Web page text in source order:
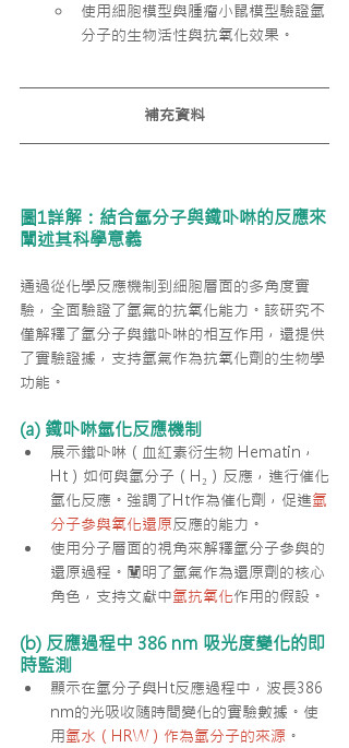
使用細胞模型與腫瘤小鼠模型驗證氫
分子的生物活性與抗氧化效果。
補充資料
圖1詳解：結合氫分子與鐵卟啉的反應來
闡述其科學意義
通過從化學反應機制到細胞層面的多角度實
驗，全面驗證了氫氣的抗氧化能力。該研究不
僅解釋了氫分子與鐵卟啉的相互作用，還提供
了實驗證據，支持氫氣作為抗氧化劑的生物學
功能。
(a) 鐵卟啉氫化反應機制
展示鐵卟啉（血紅素衍生物 Hematin，
Ht）如何與氫分子（H₂）反應，進行催化
氫化反應。強調了Ht作為催化劑，促進氫
分子參與氧化還原反應的能力。
使用分子層面的視角來解釋氫分子參與的
還原過程。闡明了氫氣作為還原劑的核心
角色，支持文獻中氫抗氧化作用的假設。
(b) 反應過程中 386 nm 吸光度變化的即
時監測
顯示在氫分子與Ht反應過程中，波長386
nm的光吸收隨時間變化的實驗數據。使
用氫水（HRW）作為氫分子的來源 。